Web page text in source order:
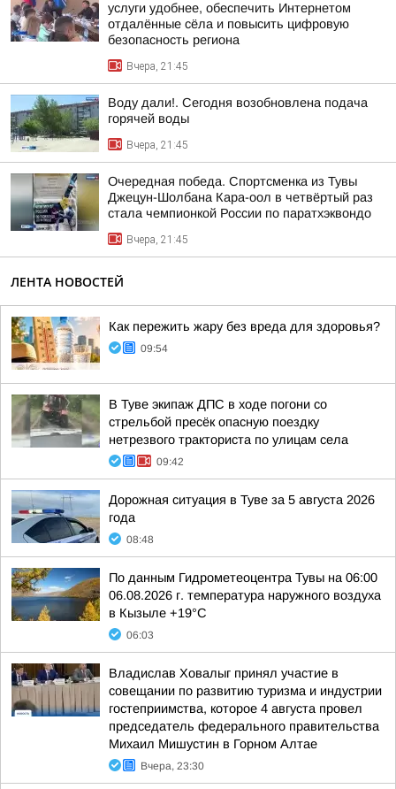
услуги удобнее, обеспечить Интернетом
отдалённые сёла и повысить цифровую
безопасность региона
Вчера, 21:45
Воду дали!. Сегодня возобновлена подача
горячей воды
Вчера, 21:45
Очередная победа. Спортсменка из Тувы
Джецун-Шолбана Кара-оол в четвёртый раз
стала чемпионкой России по паратхэквондо
Вчера, 21:45
ЛЕНТА НОВОСТЕЙ
Как пережить жару без вреда для здоровья?
09:54
В Туве экипаж ДПС в ходе погони со
стрельбой пресёк опасную поездку
нетрезвого тракториста по улицам села
09:42
Дорожная ситуация в Туве за 5 августа 2026
года
08:48
По данным Гидрометеоцентра Тувы на 06:00
06.08.2026 г. температура наружного воздуха
в Кызыле +19°С
06:03
Владислав Ховалыг принял участие в
совещании по развитию туризма и индустрии
гостеприимства, которое 4 августа провел
председатель федерального правительства
Михаил Мишустин в Горном Алтае
Вчера, 23:30